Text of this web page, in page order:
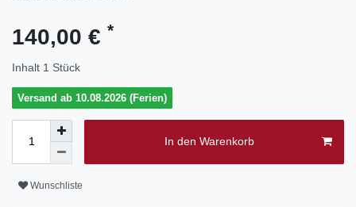
140,00 € *
Inhalt 1 Stück
Versand ab 10.08.2026 (Ferien)
In den Warenkorb
Wunschliste